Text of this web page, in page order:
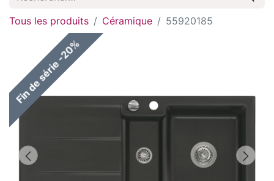
Tous les produits Céramique 55920185
Fin de série -20%